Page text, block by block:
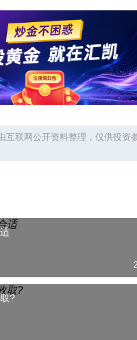
互联网公开资料整理，仅供投资
?